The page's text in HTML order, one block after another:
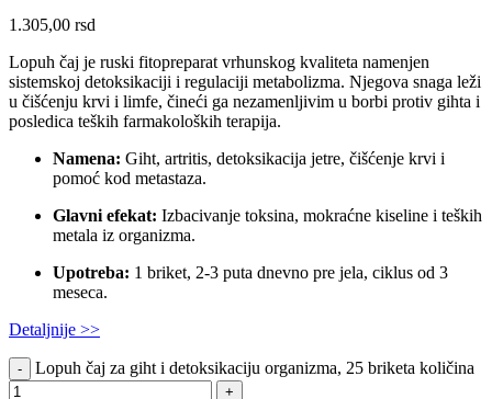
1.305,00 rsd
Lopuh čaj je ruski fitopreparat vrhunskog kvaliteta namenjen
sistemskoj detoksikaciji i regulaciji metabolizma. Njegova snaga leži
u čišćenju krvi i limfe, čineći ga nezamenljivim u borbi protiv gihta i
posledica teških farmakoloških terapija.
Namena: Giht, artritis, detoksikacija jetre, čišćenje krvi i
pomoć kod metastaza.
Glavni efekat: Izbacivanje toksina, mokraćne kiseline i teških
metala iz organizma.
Upotreba: 1 briket, 2-3 puta dnevno pre jela, ciklus od 3
meseca.
Detaljnije >>
Lopuh čaj za giht i detoksikaciju organizma, 25 briketa količina